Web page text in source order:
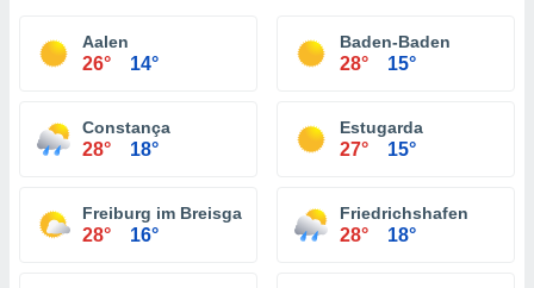
Aalen
26° 14°
Baden-Baden
28° 15°
Constança
28° 18°
Estugarda
27° 15°
Freiburg im Breisgau
28° 16°
Friedrichshafen
28° 18°